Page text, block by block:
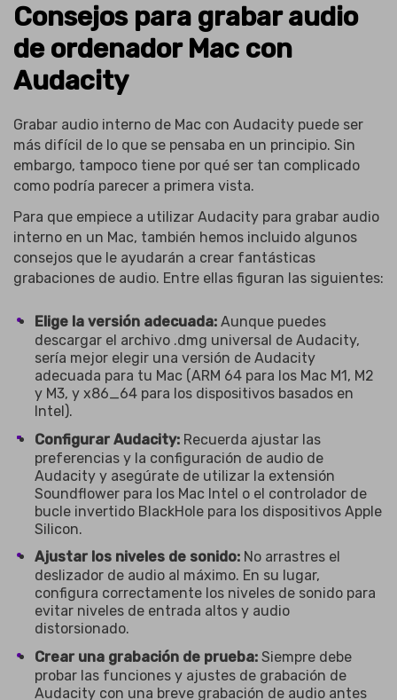
Consejos para grabar audio
de ordenador Mac con
Audacity
Grabar audio interno de Mac con Audacity puede ser
más difícil de lo que se pensaba en un principio. Sin
embargo, tampoco tiene por qué ser tan complicado
como podría parecer a primera vista.
Para que empiece a utilizar Audacity para grabar audio
interno en un Mac, también hemos incluido algunos
consejos que le ayudarán a crear fantásticas
grabaciones de audio. Entre ellas figuran las siguientes:
Elige la versión adecuada: Aunque puedes
descargar el archivo .dmg universal de Audacity,
sería mejor elegir una versión de Audacity
adecuada para tu Mac (ARM 64 para los Mac M1, M2
y M3, y x86_64 para los dispositivos basados en
Intel).
Configurar Audacity: Recuerda ajustar las
preferencias y la configuración de audio de
Audacity y asegúrate de utilizar la extensión
Soundflower para los Mac Intel o el controlador de
bucle invertido BlackHole para los dispositivos Apple
Silicon.
Ajustar los niveles de sonido: No arrastres el
deslizador de audio al máximo. En su lugar,
configura correctamente los niveles de sonido para
evitar niveles de entrada altos y audio
distorsionado.
Crear una grabación de prueba: Siempre debe
probar las funciones y ajustes de grabación de
Audacity con una breve grabación de audio antes